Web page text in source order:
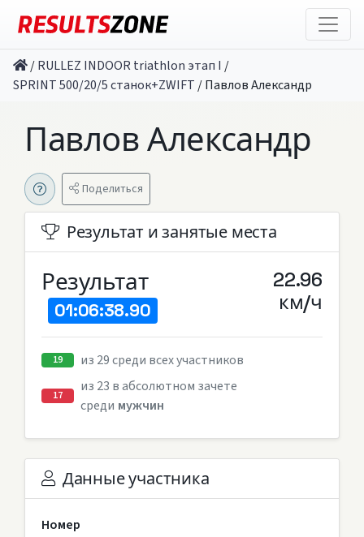
/RULLEZ INDOOR triathlon этап I /
SPRINT 500/20/5 станок+ZWIFT /Павлов Александр
Павлов Александр
Поделиться
Результат и занятые места
Результат
01:06:38.90
22.96
км/ч
19 из 29 среди всех участников
17
из 23 в абсолютном зачете
среди мужчин
Данные участника
Номер